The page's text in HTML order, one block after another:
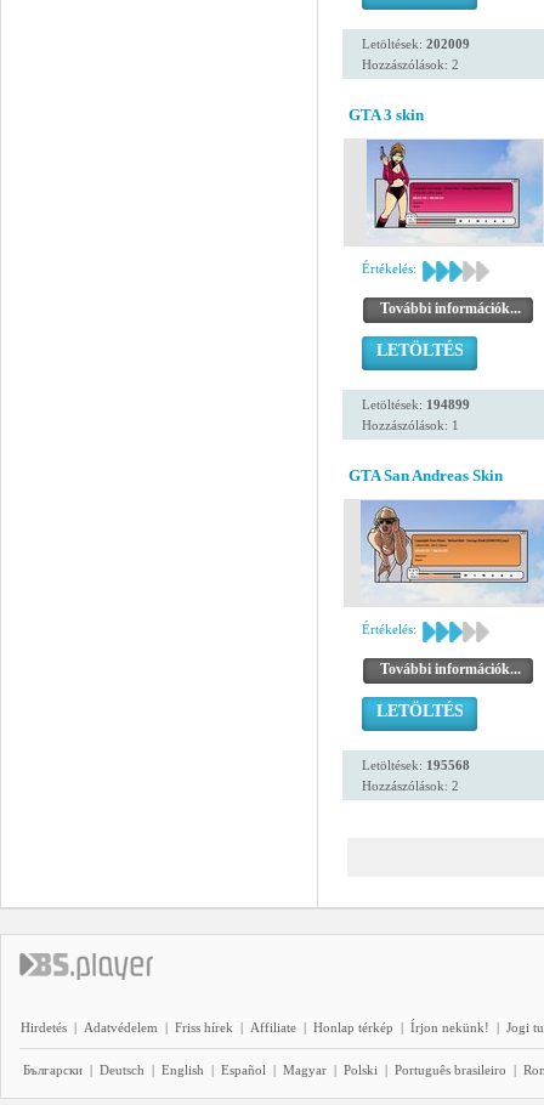
Letöltések: 202009
Hozzászólások: 2
GTA 3 skin
Értékelés:
További információk...
LETÖLTÉS
Letöltések: 194899
Hozzászólások: 1
GTA San Andreas Skin
Értékelés:
További információk...
LETÖLTÉS
Letöltések: 195568
Hozzászólások: 2
Hirdetés | Adatvédelem | Friss hírek | Affiliate | Honlap térkép | Írjon nekünk! | Jogi
Български | Deutsch | English | Español | Magyar | Polski | Português brasileiro |